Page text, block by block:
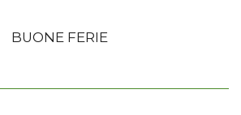
BUONE FERIE